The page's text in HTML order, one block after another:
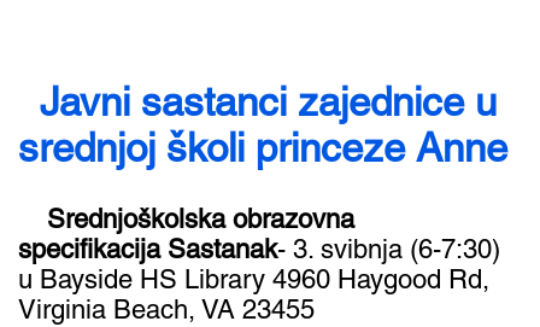
Javni sastanci zajednice u
srednjoj školi princeze Anne
Srednjoškolska obrazovna
specifikacija Sastanak- 3. svibnja (6-7:30)
u Bayside HS Library 4960 Haygood Rd,
Virginia Beach, VA 23455